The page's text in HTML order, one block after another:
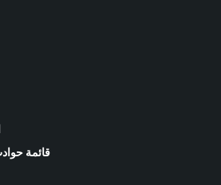
قائمة حوادث